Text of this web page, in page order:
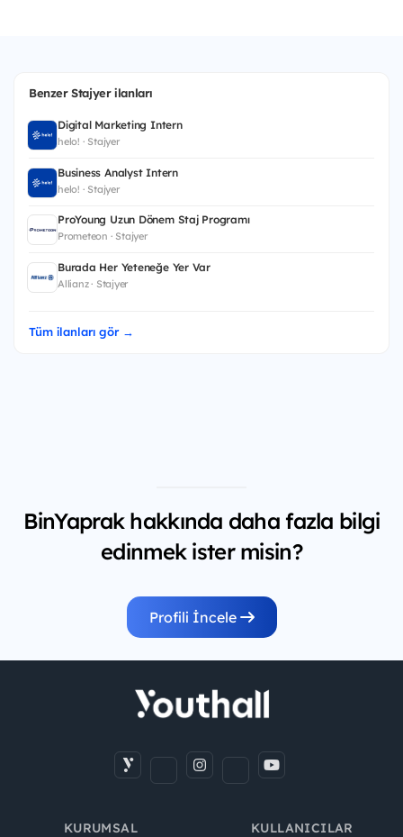
Benzer Stajyer ilanları
Digital Marketing Intern
helo! · Stajyer
Business Analyst Intern
helo! · Stajyer
ProYoung Uzun Dönem Staj Programı
Prometeon · Stajyer
Burada Her Yeteneğe Yer Var
Allianz · Stajyer
Tüm ilanları gör →
BinYaprak hakkında daha fazla bilgi
edinmek ister misin?
Profili İncele
KURUMSAL KULLANICILAR